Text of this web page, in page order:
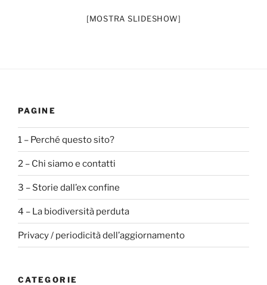
[MOSTRA SLIDESHOW]
PAGINE
1 – Perché questo sito?
2 – Chi siamo e contatti
3 – Storie dall’ex confine
4 – La biodiversità perduta
Privacy / periodicità dell’aggiornamento
CATEGORIE